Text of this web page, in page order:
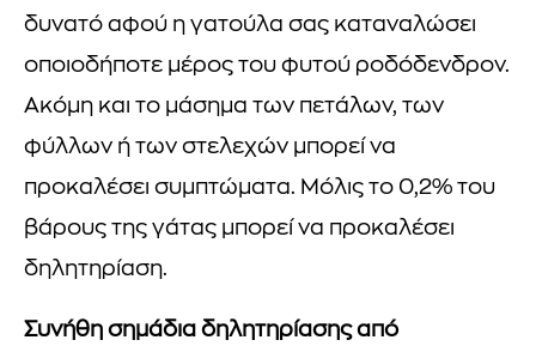
δυνατό αφού η γατούλα σας καταναλώσει
οποιοδήποτε μέρος του φυτού ροδόδενδρον.
Ακόμη και το μάσημα των πετάλων, των
φύλλων ή των στελεχών μπορεί να
προκαλέσει συμπτώματα. Μόλις το 0,2% του
βάρους της γάτας μπορεί να προκαλέσει
δηλητηρίαση.
Συνήθη σημάδια δηλητηρίασης από